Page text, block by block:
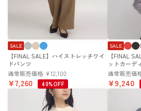
【FINAL SALE】ハイストレッチワイ
ドパンツ
SALE
通常販売価格 ¥12,100
¥7,260 40%OFF
【FINAL
ットカーデ
SALE
通常販売価
¥9,240